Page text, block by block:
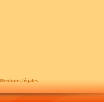
Mentions légales